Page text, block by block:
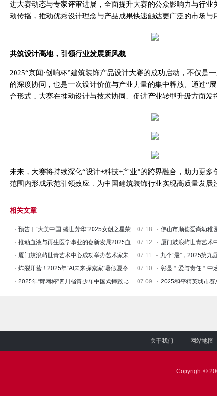
进大赛动态与专家评审进展，全面提升大赛的公众影响力与行业
动传播，推动优秀设计理念与产品成果快速触达更广泛的市场与
共筑设计高地，引领行业发展新风貌
2025“京闻·创响杯”建筑装饰产品设计大赛的成功启动，不仅是
的深度协同，也是一次设计价值与产业力量的集中释放。通过“
合形式，大赛在推动设计与技术协同、促进产业转型升级方面发
未来，大赛将持续深化“设计+科技+产业”的跨界融合，助力更多
范围内形成示范引领效应，为中国建筑装饰行业实现高质量发展
相关文章
预告｜“⼤美中国·盛世芳华”2025⼥创之星荣耀之夜新闻发布会07.18
推动血液与再生医学事业的创新发展2025血液与再生医学大会会议07.12
厦门鼓浪屿世青艺术中心成功举办艺术家朱建忠和杉山功的展览 07.11
炸裂开营！2025年“AI未来探索家”暑假夏令营引爆科技狂欢！ 07.10
2025年“郎网杯”四川省青少年中国式摔跤比赛在古蔺热血开赛 07.09 2025和平精英城市赛
关于我们
网站地图
Copyright ©